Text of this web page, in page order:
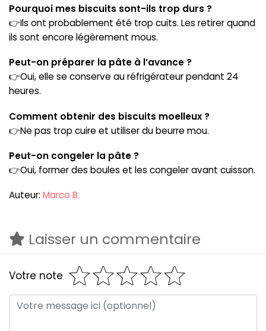
Pourquoi mes biscuits sont-ils trop durs ?
👉Ils ont probablement été trop cuits. Les retirer quand
ils sont encore légèrement mous.
Peut-on préparer la pâte à l’avance ?
👉Oui, elle se conserve au réfrigérateur pendant 24
heures.
Comment obtenir des biscuits moelleux ?
👉Ne pas trop cuire et utiliser du beurre mou.
Peut-on congeler la pâte ?
👉Oui, former des boules et les congeler avant cuisson.
Auteur: Marco B.
Laisser un commentaire
Votre note